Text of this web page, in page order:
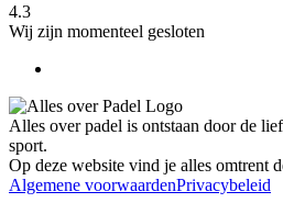
4.3
Wij zijn momenteel gesloten
Alles over padel is ontstaan door de
sport.
Op deze website vind je alles omtrent
Algemene voorwaardenPrivacybeleid